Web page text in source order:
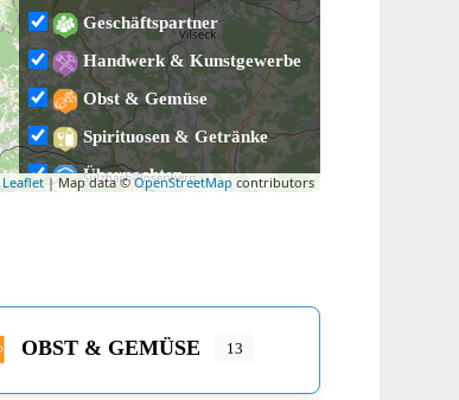
Leaflet| Map data ©OpenStreetMapcontributors
Geschäftspartner
Handwerk & Kunstgewerbe
Obst & Gemüse
Spirituosen & Getränke
Übernachten
OBST & GEMÜSE 13